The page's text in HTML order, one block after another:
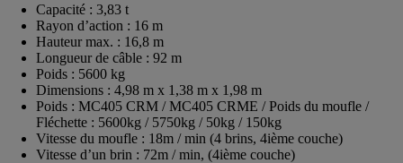
Capacité : 3,83 t
Rayon d’action : 16 m
Hauteur max. : 16,8 m
Longueur de câble : 92 m
Poids : 5600 kg
Dimensions : 4,98 m x 1,38 m x 1,98 m
Poids : MC405 CRM / MC405 CRME / Poids du moufle /
Fléchette : 5600kg / 5750kg / 50kg / 150kg
Vitesse du moufle : 18m / min (4 brins, 4ième couche)
Vitesse d’un brin : 72m / min, (4ième couche)